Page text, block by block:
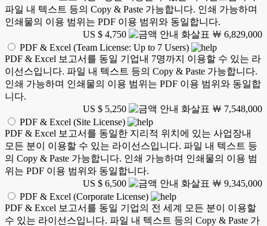
파일 내 텍스트 등의 Copy & Paste 가능합니다. 인쇄 가능하며
인쇄물의 이용 범위는 PDF 이용 범위와 동일합니다.
US $ 4,750
￦ 6,829,000
PDF & Excel (Team License: Up to 7 Users)
PDF & Excel 보고서를 동일 기업내 7명까지 이용할 수 있는 라
이선스입니다. 파일 내 텍스트 등의 Copy & Paste 가능합니다.
인쇄 가능하며 인쇄물의 이용 범위는 PDF 이용 범위와 동일합
니다.
US $ 5,250
￦ 7,548,000
PDF & Excel (Site License)
PDF & Excel 보고서를 동일한 지리적 위치에 있는 사업장내
모든 분이 이용할 수 있는 라이선스입니다. 파일 내 텍스트 등
의 Copy & Paste 가능합니다. 인쇄 가능하며 인쇄물의 이용 범
위는 PDF 이용 범위와 동일합니다.
US $ 6,500
￦ 9,345,000
PDF & Excel (Corporate License)
PDF & Excel 보고서를 동일 기업의 전 세계 모든 분이 이용할
수 있는 라이선스입니다. 파일 내 텍스트 등의 Copy & Paste 가